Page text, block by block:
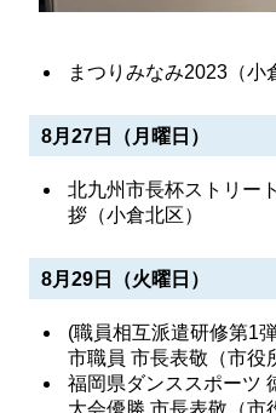
まつりみなみ2023（小
8月27日（月曜日）
北九州市長杯ストリー
拶（小倉北区）
8月29日（火曜日）
(職員相互派遣研修第1
市職員 市長表敬（市役
福岡県ダンススポーツ
大会優勝 市長表敬（市